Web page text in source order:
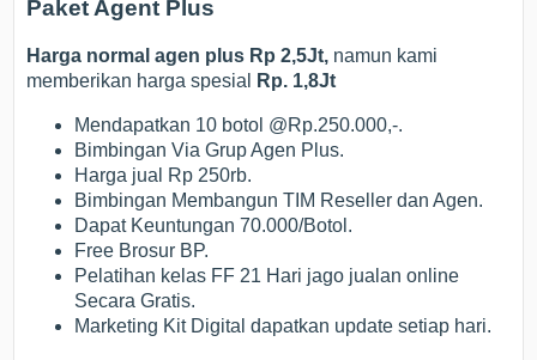
Paket Agent Plus
Harga normal agen plus Rp 2,5Jt, namun kami
memberikan harga spesial
Rp. 1,8Jt
Mendapatkan 10 botol @Rp.250.000,-.
Bimbingan Via Grup Agen Plus.
Harga jual Rp 250rb.
Bimbingan Membangun TIM Reseller dan Agen.
Dapat Keuntungan 70.000/Botol.
Free Brosur BP.
Pelatihan kelas FF 21 Hari jago jualan online
Secara Gratis.
Marketing Kit Digital dapatkan update setiap hari.